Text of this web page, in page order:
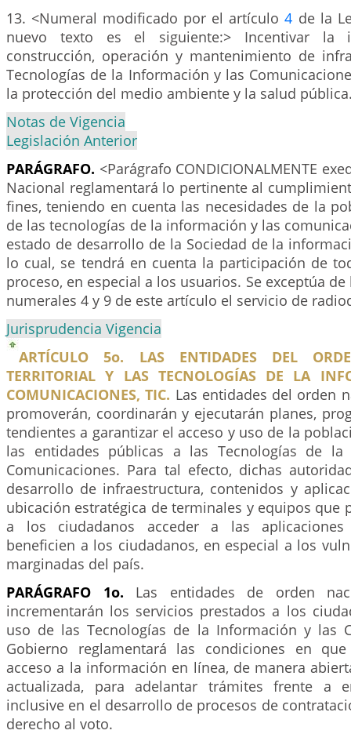
13. <Numeral modificado por el artículo4 de la
nuevo texto es el siguiente:> Incentivar la
construcción, operación y mantenimiento de
Tecnologías de la Información y las
la protección del medio ambiente y la salud
Notas de Vigencia
Legislación Anterior
PARÁGRAFO. <Parágrafo CONDICIONALMENTE
Nacional reglamentará lo pertinente al
fines, teniendo en cuenta las necesidades de la
de las tecnologías de la información y las
estado de desarrollo de la Sociedad de la
lo cual, se tendrá en cuenta la participación de
proceso, en especial a los usuarios. Se exceptúa
numerales 4 y 9 de este artículo el servicio de
Jurisprudencia Vigencia
ARTÍCULO 5o. LAS ENTIDADES DEL
TERRITORIAL Y LAS TECNOLOGÍAS DE LA
COMUNICACIONES, TIC. Las entidades del orden
promoverán, coordinarán y ejecutarán planes,
tendientes a garantizar el acceso y uso de la
las entidades públicas a las Tecnologías de
Comunicaciones. Para tal efecto, dichas
desarrollo de infraestructura, contenidos y
ubicación estratégica de terminales y equipos que
a los ciudadanos acceder a las aplicaciones
beneficien a los ciudadanos, en especial a los
marginadas del país.
PARÁGRAFO 1o. Las entidades de orden
incrementarán los servicios prestados a los
uso de las Tecnologías de la Información y las
Gobierno reglamentará las condiciones en
acceso a la información en línea, de manera
actualizada, para adelantar trámites frente a
inclusive en el desarrollo de procesos de
derecho al voto.